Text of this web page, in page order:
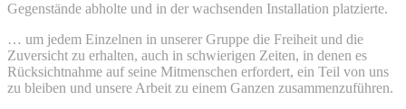
Gegenstände abholte und in der wachsenden Installation platzierte.
… um jedem Einzelnen in unserer Gruppe die Freiheit und die
Zuversicht zu erhalten, auch in schwierigen Zeiten, in denen es
Rücksichtnahme auf seine Mitmenschen erfordert, ein Teil von uns
zu bleiben und unsere Arbeit zu einem Ganzen zusammenzuführen.